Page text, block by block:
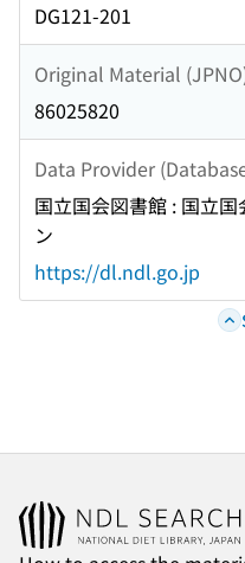
DG121-201
Original Material
86025820
Data Provider
国立国会図書館 : 国立
ン
https://dl.ndl.go.jp